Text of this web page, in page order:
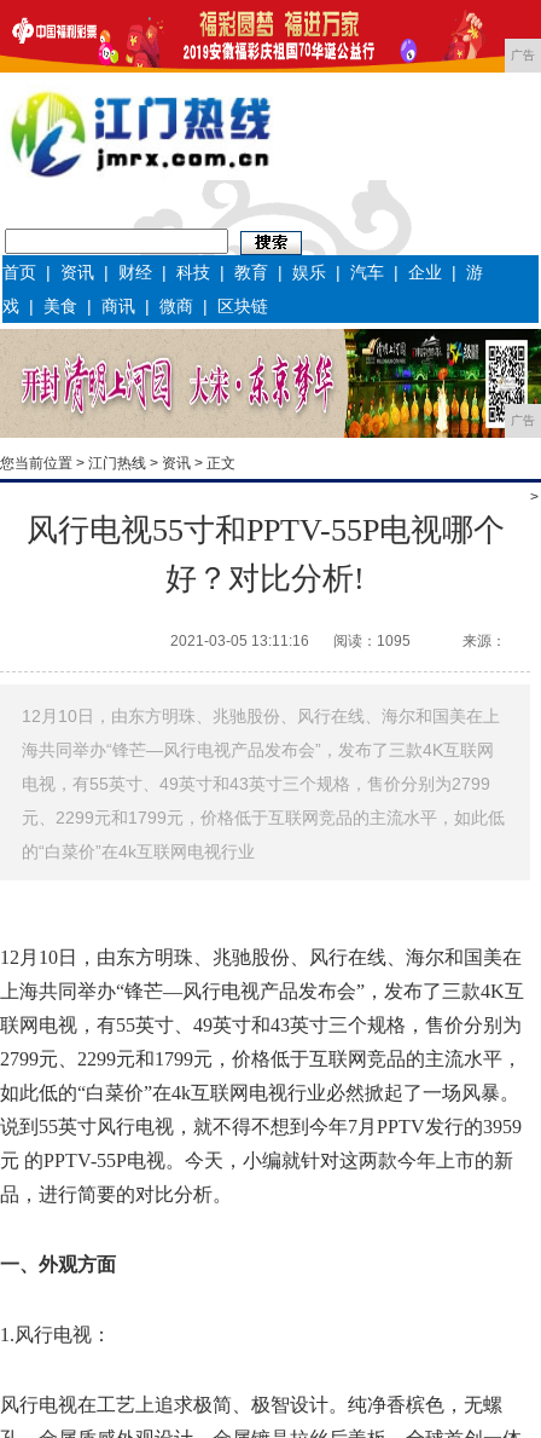
广告
首页 | 资讯 | 财经 |科技 |教育 |娱乐 |汽车 |企业 |游
戏 | 美食 |商讯 |微商 | 区块链
广告
您当前位置 > 江门热线 > 资讯 > 正文
>
风行电视55寸和PPTV-55P电视哪个
好？对比分析!
2021-03-05 13:11:16 阅读：1095 来源：
12月10日，由东方明珠、兆驰股份、风行在线、海尔和国美在上
海共同举办“锋芒—风行电视产品发布会”，发布了三款4K互联网
电视，有55英寸、49英寸和43英寸三个规格，售价分别为2799
元、2299元和1799元，价格低于互联网竞品的主流水平，如此低
的“白菜价”在4k互联网电视行业
12月10日，由东方明珠、兆驰股份、风行在线、海尔和国美在
上海共同举办“锋芒—风行电视产品发布会”，发布了三款4K互
联网电视，有55英寸、49英寸和43英寸三个规格，售价分别为
2799元、2299元和1799元，价格低于互联网竞品的主流水平，
如此低的“白菜价”在4k互联网电视行业必然掀起了一场风暴。
说到55英寸风行电视，就不得不想到今年7月PPTV发行的3959
元 的PPTV-55P电视。今天，小编就针对这两款今年上市的新
品，进行简要的对比分析。
一、外观方面
1.风行电视：
风行电视在工艺上追求极简、极智设计。纯净香槟色，无螺